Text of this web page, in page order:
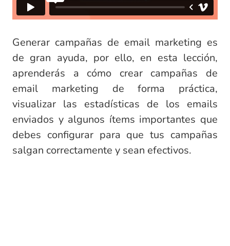
Generar campañas de email marketing es
de gran ayuda, por ello, en esta lección,
aprenderás a cómo crear campañas de
email marketing de forma práctica,
visualizar las estadísticas de los emails
enviados y algunos ítems importantes que
debes configurar para que tus campañas
salgan correctamente y sean efectivos.